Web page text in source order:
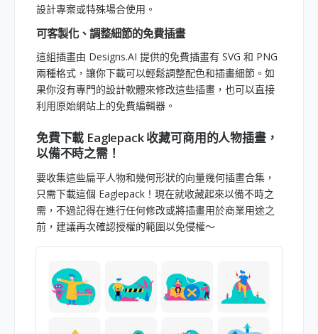
設計專案或特殊場合使用。
可客製化、調整細節的免費插畫
這組插畫由 Designs.AI 提供的免費插畫有 SVG 和 PNG
兩種格式，讓你下載可以輕鬆調整配色和插畫細節。如
果你沒有專門的設計軟體來修改這些插畫，也可以直接
利用原始網站上的免費編輯器。
免費下載 Eaglepack 收藏可商用的人物插畫，
以備不時之需！
要收集這些扁平人物和幾何形狀的向量幾何插畫合集，
只需下載這個 Eaglepack！現在就收藏起來以備不時之
需，不過記得在進行任何修改或將插畫用於商業用途之
前，建議再次確認授權的範圍以免侵權～